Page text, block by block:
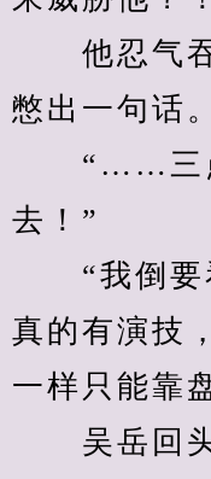
他忍气吞
憋出一句话。
“……三点
去！”
“我倒要
真的有演技
一样只能靠
吴岳回头